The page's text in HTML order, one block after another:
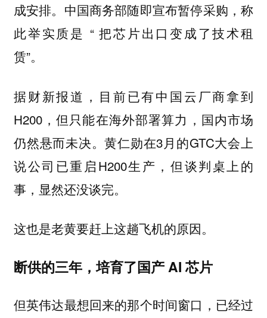
成安排。中国商务部随即宣布暂停采购，称
此举实质是 “ 把芯片出口变成了技术租
赁”。
据财新报道，目前已有中国云厂商拿到
H200，但只能在海外部署算力，国内市场
仍然悬而未决。黄仁勋在3月的GTC大会上
说公司已重启H200生产，但谈判桌上的
事，显然还没谈完。
这也是老黄要赶上这趟飞机的原因。
断供的三年，培育了国产 AI 芯片
但英伟达最想回来的那个时间窗口，已经过